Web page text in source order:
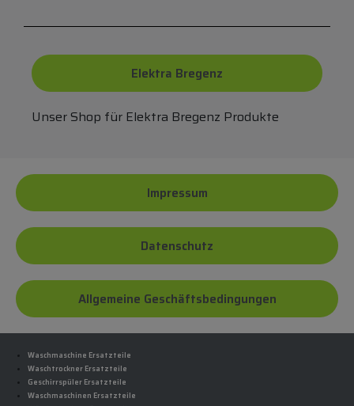
Elektra Bregenz
Unser Shop für Elektra Bregenz Produkte
Impressum
Datenschutz
Allgemeine Geschäftsbedingungen
Waschmaschine Ersatzteile
Waschtrockner Ersatzteile
Geschirrspüler Ersatzteile
Waschmaschinen Ersatzteile